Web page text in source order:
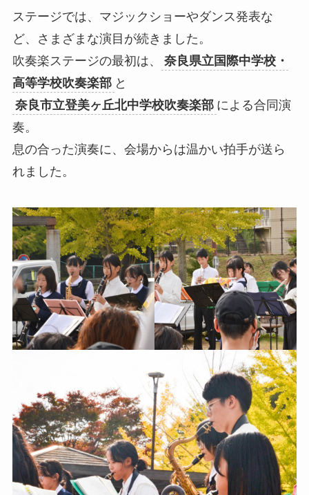
ステージでは、マジックショーやダンス発表な
ど、さまざまな演目が続きました。
吹奏楽ステージの最初は、
奈良県立国際中学校・
高等学校吹奏楽部 と
奈良市立登美ヶ丘北中学校吹奏楽部 による合同演
奏。
息の合った演奏に、会場からは温かい拍手が送ら
れました。